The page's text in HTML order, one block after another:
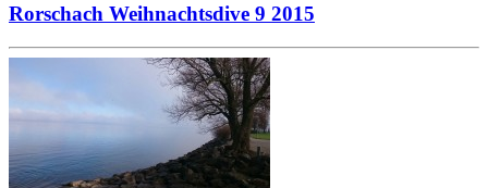
Rorschach Weihnachtsdive 9 2015